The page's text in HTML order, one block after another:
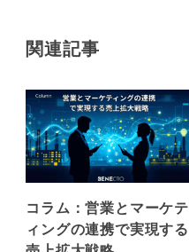
関連記事
コラム：営業とマーケテ
ィングの連携で実現する